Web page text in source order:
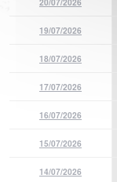
19/07/2026
18/07/2026
17/07/2026
16/07/2026
15/07/2026
14/07/2026